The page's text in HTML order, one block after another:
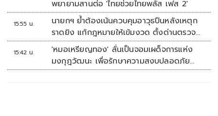
พยายามสานต่อ 'ไทยช่วยไทยพลัส เฟส 2'
15:55 น.
นายกฯ ย้ำต้องเน้นควบคุมอาวุธปืนหลังเหตุก
ราดยิง แก้กฎหมายให้เข้มงวด ตั้งด่านตรวจ
เพิ่ม
15:42 น.
'หมอเหรียญทอง' ลั่นเป็นจอมเผด็จการแห่ง
มงกุฎวัฒนะ เพื่อรักษาความสงบปลอดภัย
ภายในรพ.